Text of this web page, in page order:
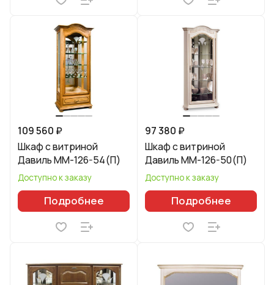
109 560 ₽
Шкаф с витриной
Давиль ММ-126-54(П)
Доступно к заказу
Подробнее
97 380 ₽
Шкаф с витриной
Давиль ММ-126-50(П)
Доступно к заказу
Подробнее